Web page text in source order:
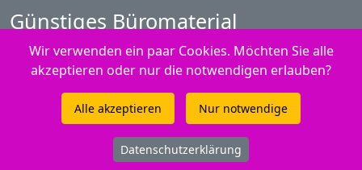
Günstiges Büromaterial
New Economy GmbH
Grotzenmühlestrasse 32
CH - 8840 Einsiedeln
Wir verwenden ein paar Cookies. Möchten Sie alle
akzeptieren oder nur die notwendigen erlauben?
Alle akzeptieren Nur notwendige
Datenschutzerklärung